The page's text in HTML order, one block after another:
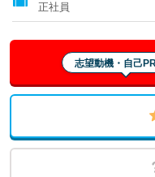
正社員
志望動機・自己